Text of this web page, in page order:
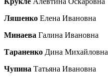
Ляшенко Елена Ивановна
Минаева Галина Ивановна
Тараненко Дина Михайловна
Чупина Татьяна Ивановна